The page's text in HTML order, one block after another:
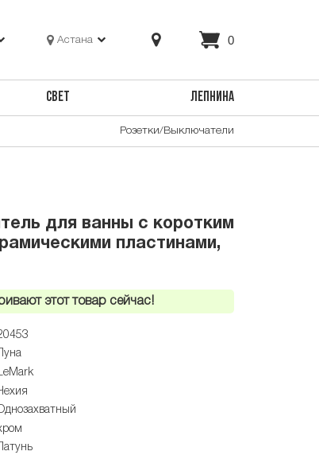
Астана 0
СВЕТ ЛЕПНИНА
Розетки/Выключатели
для ванны с коротким
пластинами,
этот товар сейчас!